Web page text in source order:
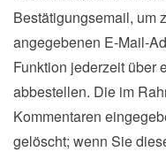
Bestätigungsemail, um
angegebenen E-Mail-
Funktion jederzeit über
abbestellen. Die im
Kommentaren
gelöscht; wenn Sie